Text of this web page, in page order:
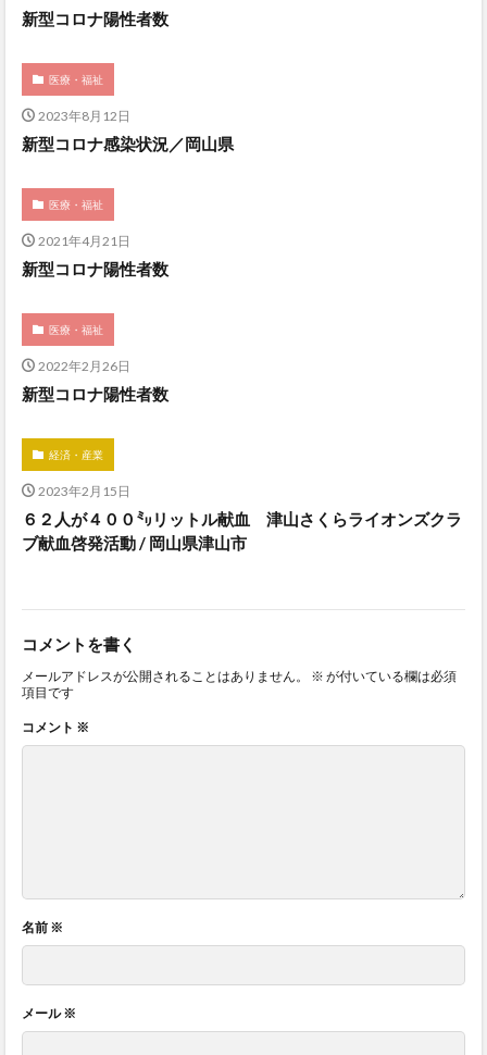
新型コロナ陽性者数
医療・福祉
2023年8月12日
新型コロナ感染状況／岡山県
医療・福祉
2021年4月21日
新型コロナ陽性者数
医療・福祉
2022年2月26日
新型コロナ陽性者数
経済・産業
2023年2月15日
６２人が４００㍉リットル献血 津山さくらライオンズクラ
ブ献血啓発活動 / 岡山県津山市
コメントを書く
メールアドレスが公開されることはありません。 ※ が付いている欄は必須
項目です
コメント ※
名前 ※
メール※